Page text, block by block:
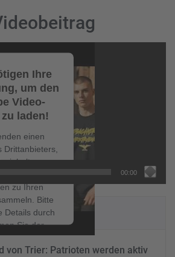
Ihre
um den
Video-
laden!
einen
Drittanbieters,
Service
zu Ihren
Bitte
Details durch
Sie der
zu, um
anzusehen.
00:00
von Trier: Patrioten werden aktiv